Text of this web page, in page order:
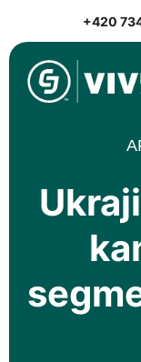
to
content
+420